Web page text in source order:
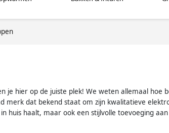
je hier op de juiste plek! We weten allemaal
merk dat bekend staat om zijn kwalitatieve
huis haalt, maar ook een stijlvolle toevoeging